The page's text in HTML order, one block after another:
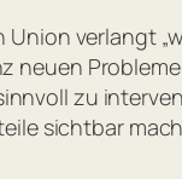
verlangt
neuen
zu
sichtbar